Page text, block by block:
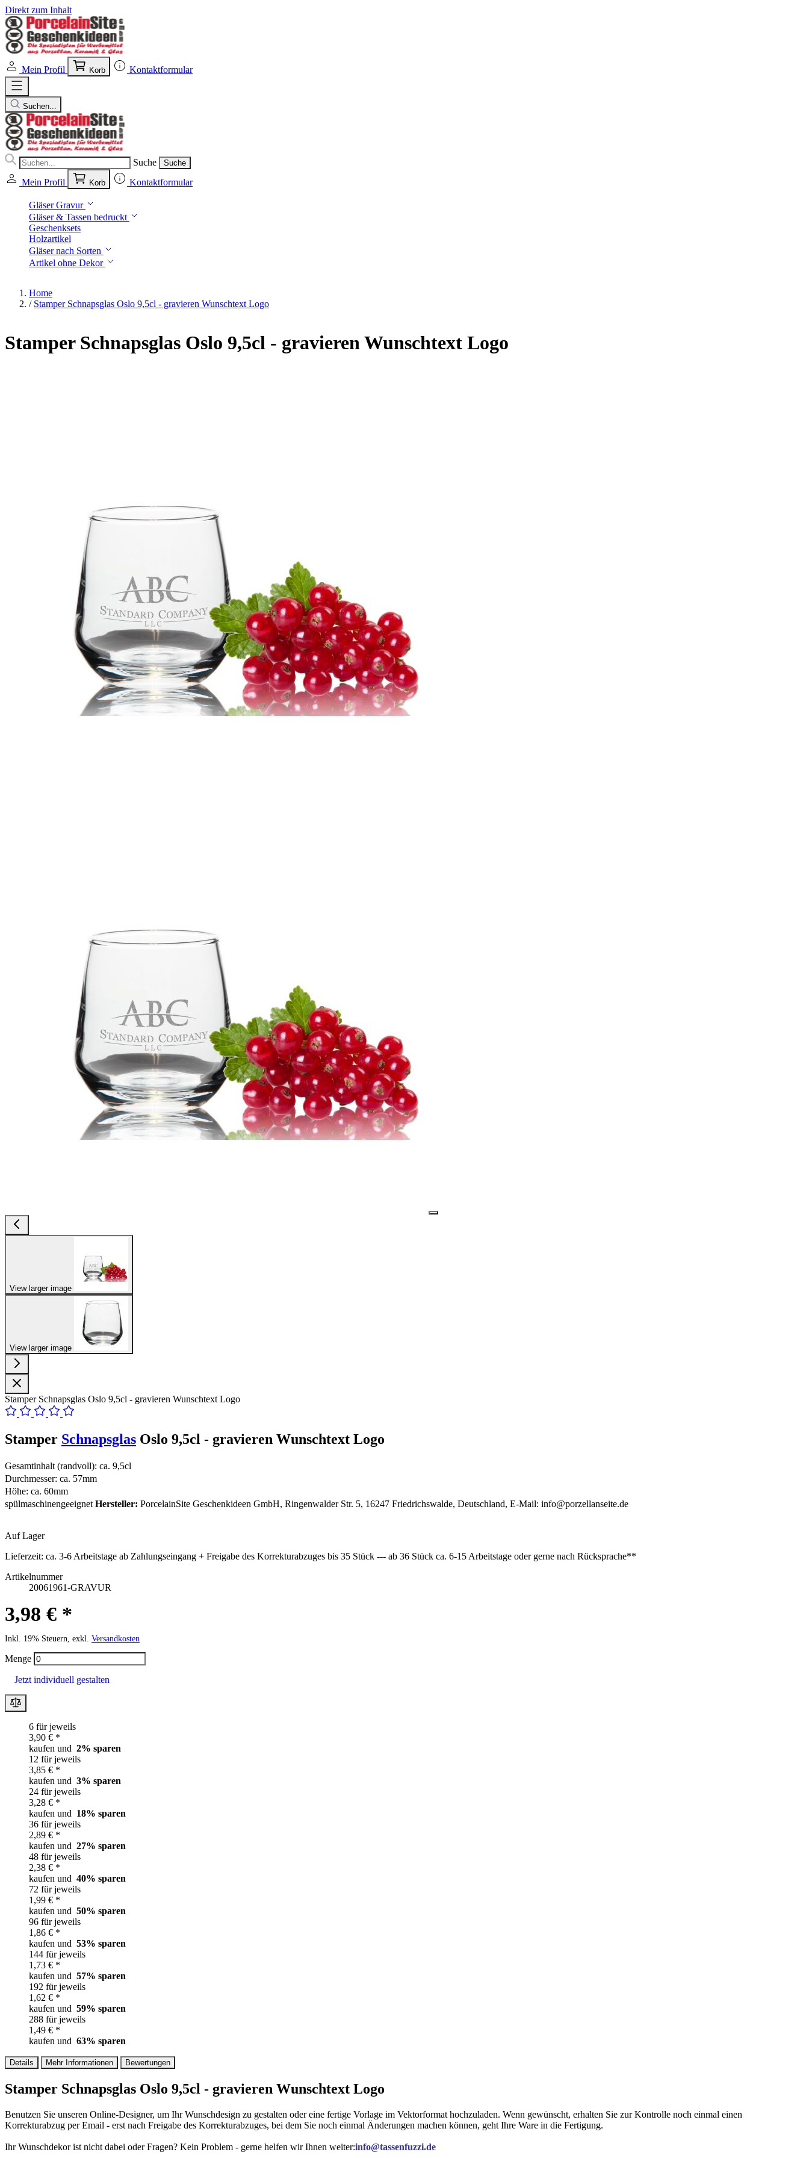
Direkt zum Inhalt
Mein Profil Korb Kontaktformular
Suchen...
Suche Suche
Mein Profil Korb Kontaktformular
Gläser Gravur
Gläser & Tassen bedruckt
Geschenksets
Holzartikel
Gläser nach Sorten
Artikel ohne Dekor
Home
/ Stamper Schnapsglas Oslo 9,5cl - gravieren Wunschtext Logo
Stamper Schnapsglas Oslo 9,5cl - gravieren Wunschtext Logo
View larger image
View larger image
Stamper Schnapsglas Oslo 9,5cl - gravieren Wunschtext Logo
Stamper Schnapsglas Oslo 9,5cl - gravieren Wunschtext Logo
Gesamtinhalt (randvoll): ca. 9,5cl
Durchmesser: ca. 57mm
Höhe: ca. 60mm
spülmaschinengeeignet Hersteller: PorcelainSite Geschenkideen GmbH, Ringenwalder Str. 5, 16247 Friedrichswalde, Deutschland, E-Mail: info@porzellanseite.de
Auf Lager
Lieferzeit: ca. 3-6 Arbeitstage ab Zahlungseingang + Freigabe des Korrekturabzuges bis 35 Stück --- ab 36 Stück ca. 6-15 Arbeitstage oder gerne nach Rücksprache**
Artikelnummer
20061961-GRAVUR
3,98 € *
Inkl. 19% Steuern, exkl. Versandkosten
Menge
Jetzt individuell gestalten
6 für jeweils
3,90 € *
kaufen und 2% sparen
12 für jeweils
3,85 € *
kaufen und 3% sparen
24 für jeweils
3,28 € *
kaufen und 18% sparen
36 für jeweils
2,89 € *
kaufen und 27% sparen
48 für jeweils
2,38 € *
kaufen und 40% sparen
72 für jeweils
1,99 € *
kaufen und 50% sparen
96 für jeweils
1,86 € *
kaufen und 53% sparen
144 für jeweils
1,73 € *
kaufen und 57% sparen
192 für jeweils
1,62 € *
kaufen und 59% sparen
288 für jeweils
1,49 € *
kaufen und 63% sparen
Details Mehr Informationen Bewertungen
Stamper Schnapsglas Oslo 9,5cl - gravieren Wunschtext Logo
Benutzen Sie unseren Online-Designer, um Ihr Wunschdesign zu gestalten oder eine fertige Vorlage im Vektorformat hochzuladen. Wenn gewünscht, erhalten Sie zur Kontrolle noch einmal einen
Korrekturabzug per Email - erst nach Freigabe des Korrekturabzuges, bei dem Sie noch einmal Änderungen machen können, geht Ihre Ware in die Fertigung.
Ihr Wunschdekor ist nicht dabei oder Fragen? Kein Problem - gerne helfen wir Ihnen weiter:info@tassenfuzzi.de